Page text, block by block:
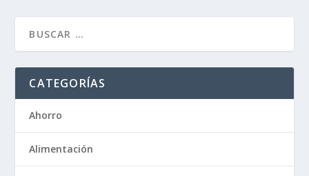
CATEGORÍAS
Ahorro
Alimentación